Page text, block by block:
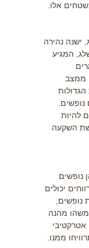
אלו.
ישנה נהירה
המגיע
ממצב
להיות
השקעה
נופשים
יכולים
נופשים,
משהו מהנה
אטרקטיבי
ממנו.